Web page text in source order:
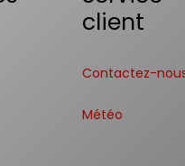
client
Contactez-
Météo